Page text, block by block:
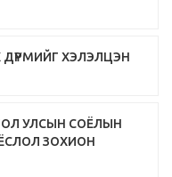
ДҮРМИЙГ ХЭЛЭЛЦЭН
УЛСЫН СОЁЛЫН
ЗОХИОН